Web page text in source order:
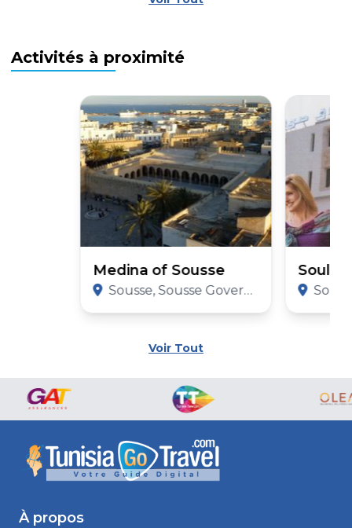
Activités à proximité
Medina of Sousse
Sousse, Sousse Governorate
Soula
Voir Tout
À propos